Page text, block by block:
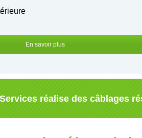
En savoir plus
réalise des câblages